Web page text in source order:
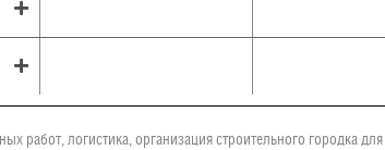
работ, логистика, организация строительного городка